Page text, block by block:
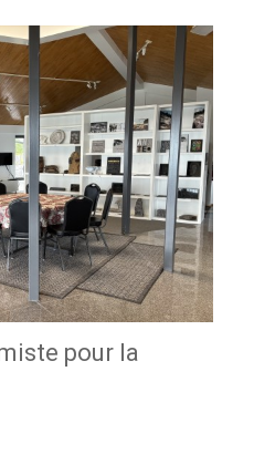
pour la